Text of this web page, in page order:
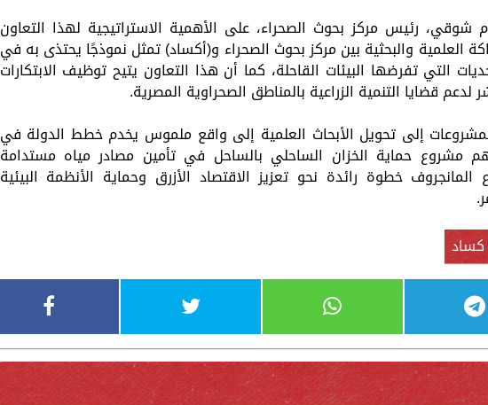
شوقي، رئيس مركز بحوث الصحراء، على الأهمية الاستراتيجية لهذا التعاون
العلمية والبحثية بين مركز بحوث الصحراء و(أكساد) تمثل نموذجًا يحتذى به في
التي تفرضها البيئات القاحلة، كما أن هذا التعاون يتيح توظيف الابتكارات
قضايا التنمية الزراعية بالمناطق الصحراوية المصرية.
إلى تحويل الأبحاث العلمية إلى واقع ملموس يخدم خطط الدولة في
مشروع حماية الخزان الساحلي بالساحل في تأمين مصادر مياه مستدامة
المانجروف خطوة رائدة نحو تعزيز الاقتصاد الأزرق وحماية الأنظمة البيئية
كساد